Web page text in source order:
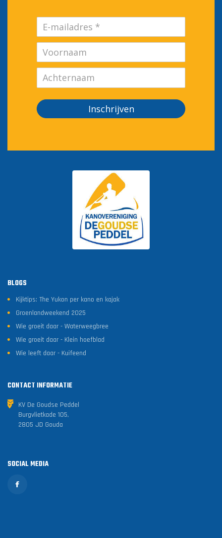
Inschrijven
BLOGS
Kijktips: The Yukon per kano en kajak
Groenlandweekend 2025
Wie groeit daar - Waterweegbree
Wie groeit daar - Klein hoefblad
Wie leeft daar - Kuifeend
CONTACT INFORMATIE
KV De Goudse Peddel
Burgvlietkade 105,
2805 JD Gouda
SOCIAL MEDIA